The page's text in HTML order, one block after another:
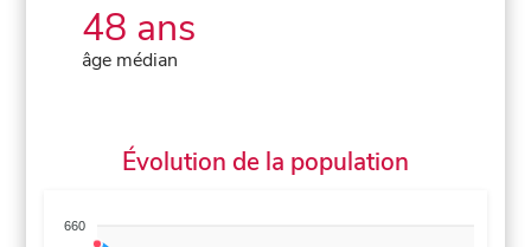
48 ans
âge médian
Évolution de la population
660